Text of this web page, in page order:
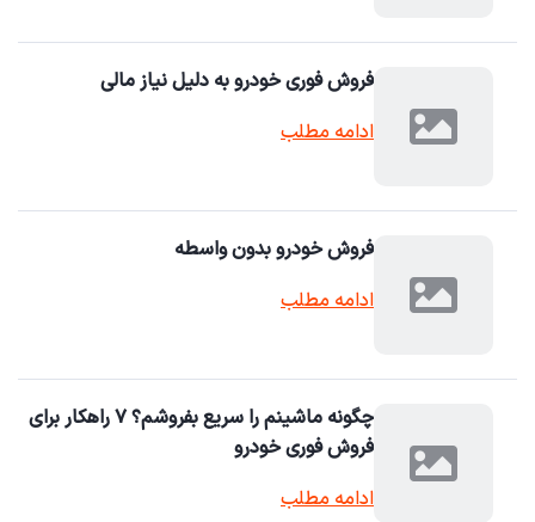
فروش فوری خودرو به دلیل نیاز مالی
ادامه مطلب
فروش خودرو بدون واسطه
ادامه مطلب
چگونه ماشینم را سریع بفروشم؟ ۷ راهکار برای
فروش فوری خودرو
ادامه مطلب